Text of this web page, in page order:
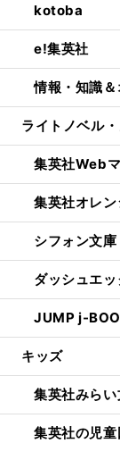
kotoba
e!集英社
情報・知識
ライトノベル
集英社Web
集英社オレ
シフォン文庫
ダッシュエ
JUMP j-
キッズ
集英社みらい
集英社の児